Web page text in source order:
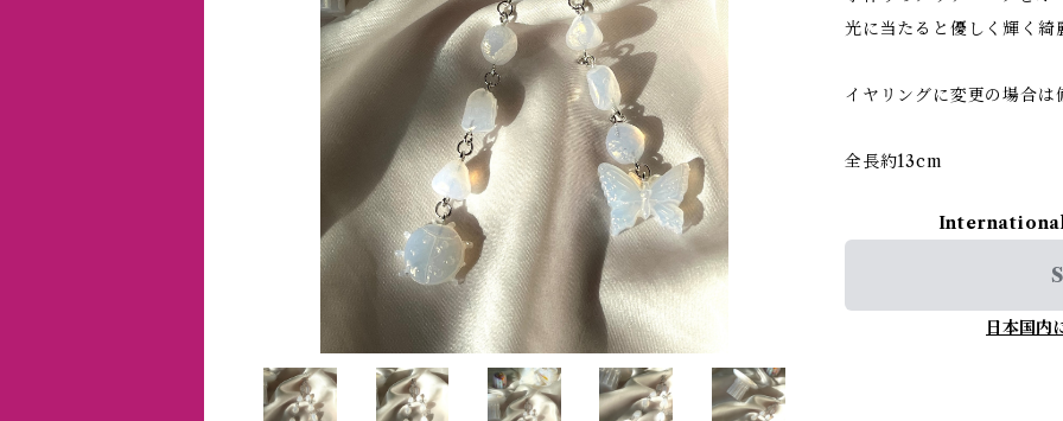
光に当たると優しく輝く綺
イヤリングに変更の場合
全長約13cm
日本国内